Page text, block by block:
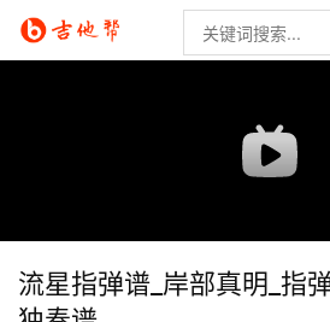
流星指弹谱_岸部真明_指